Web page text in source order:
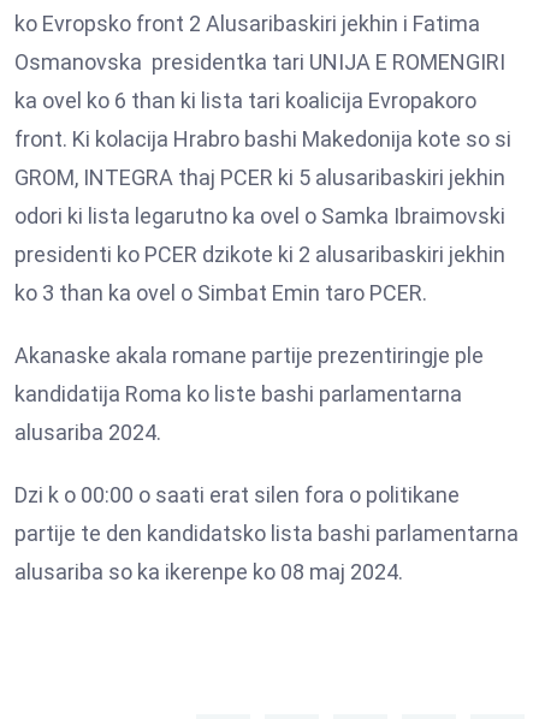
ko Evropsko front 2 Alusaribaskiri jekhin i Fatima
Osmanovska presidentka tari UNIJA E ROMENGIRI
ka ovel ko 6 than ki lista tari koalicija Evropakoro
front. Ki kolacija Hrabro bashi Makedonija kote so si
GROM, INTEGRA thaj PCER ki 5 alusaribaskiri jekhin
odori ki lista legarutno ka ovel o Samka Ibraimovski
presidenti ko PCER dzikote ki 2 alusaribaskiri jekhin
ko 3 than ka ovel o Simbat Emin taro PCER.
Akanaske akala romane partije prezentiringje ple
kandidatija Roma ko liste bashi parlamentarna
alusariba 2024.
Dzi k o 00:00 o saati erat silen fora o politikane
partije te den kandidatsko lista bashi parlamentarna
alusariba so ka ikerenpe ko 08 maj 2024.